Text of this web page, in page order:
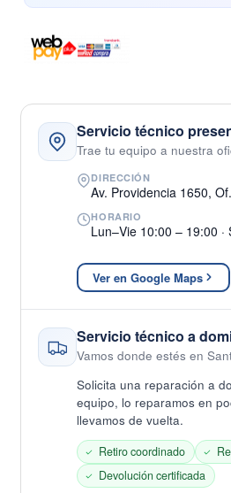
Servicio técnico
Trae tu equipo a nuestra
DIRECCIÓN
Av. Providencia 1650,
HORARIO
Lun–Vie 10:00 – 19:00
Ver en Google Maps
Servicio técnico a
Vamos donde estés en
Solicita una reparación a
equipo, lo reparamos en
llevamos de vuelta.
Retiro coordinado
Devolución certificada